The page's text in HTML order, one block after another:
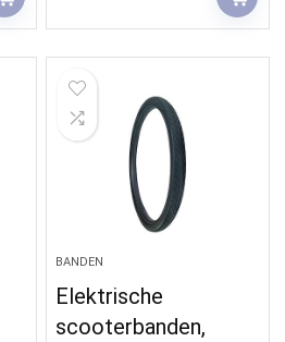
BANDEN
Elektrische
scooterbanden,